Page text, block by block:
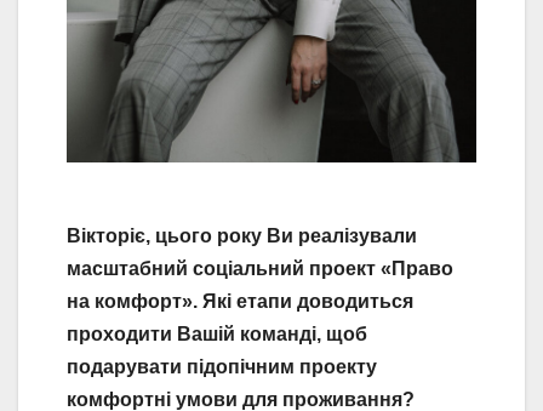
Вікторіє, цього року Ви реалізували
масштабний соціальний проект «Право
на комфорт». Які етапи доводиться
проходити Вашій команді, щоб
подарувати підопічним проекту
комфортні умови для проживання?